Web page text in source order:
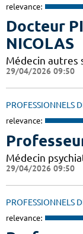
relevance:
Docteur
NICOLAS
Médecin autres
29/04/2026 09:50
PROFESSIONNELS
relevance:
Médecin
29/04/2026 09:50
PROFESSIONNELS
relevance: